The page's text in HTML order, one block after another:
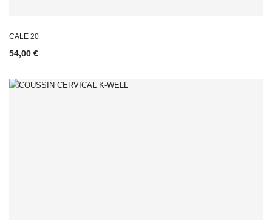
CALE 20
54,00 €